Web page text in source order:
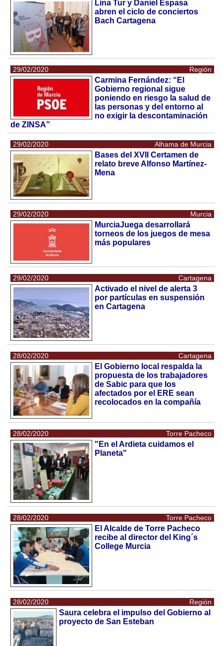
Lina Tur y Daniel Espasa
abren el ciclo de conciertos
Bach Cartagena
29/02/2020 Región
Carmina Fernández: “El
Gobierno regional sigue
poniendo en riesgo la salud de
las personas y del entorno al
no exigir la descontaminación
de ZINSA”
29/02/2020 Alhama de Murcia
Bases del XVII Certamen de
relato breve Alfonso Martínez-
Mena
29/02/2020 Murcia
MurciaJuega desarrollará
torneos de los juegos de mesa
más populares
29/02/2020 Cartagena
Activado el nivel de alerta 3
por partículas en suspensión
en Cartagena
28/02/2020 Cartagena
El Gobierno local respalda la
propuesta de los trabajadores
de Sabic para que los
afectados por el ERE sean
recolocados en la compañía
28/02/2020 Torre Pacheco
"En el Ardieta cuidamos el
Planeta"
28/02/2020 Torre Pacheco
El Alcalde de Torre Pacheco
recibe al director del King´s
College Murcia
28/02/2020 Región
Saura celebra el impulso del Gobierno al
proyecto de San Esteban